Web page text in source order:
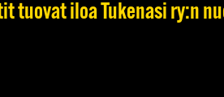
tuovat iloa Tukenasi ry:n